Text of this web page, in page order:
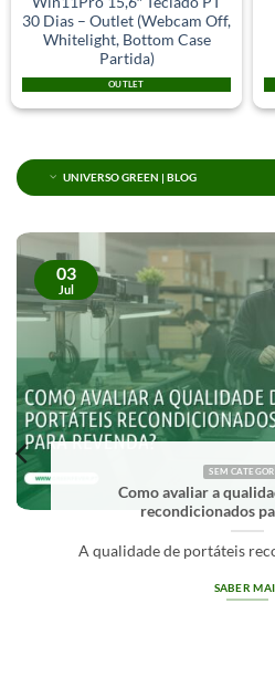
30 Dias – Outlet (Webcam Off,
Whitelight, Bottom Case
Partida)
OUTLET
UNIVERSO GREEN | BLOG
O que significa
Grade A em
03
Jul